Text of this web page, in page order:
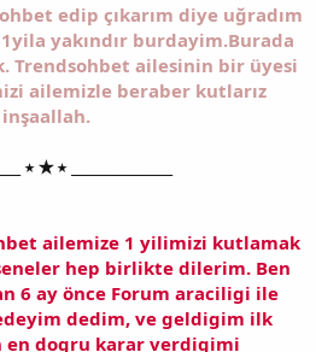
edip çıkarım diye uğradım
yakındır burdayim.Burada
Trendsohbet ailesinin bir üyesi
ailemizle beraber kutlarız
inşaallah.
⭑ ★ ⭑ ______________
ailemize 1 yilimizi kutlamak
hep birlikte dilerim. Ben
6 ay önce Forum araciligi ile
dedim, ve geldigim ilk
dogru karar verdigimi